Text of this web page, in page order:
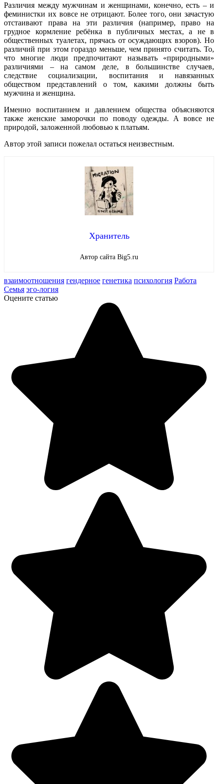
Различия между мужчинам и женщинами, конечно, есть – и
феминистки их вовсе не отрицают. Более того, они зачастую
отстаивают права на эти различия (например, право на
грудное кормление ребёнка в публичных местах, а не в
общественных туалетах, прячась от осуждающих взоров). Но
различий при этом гораздо меньше, чем принято считать. То,
что многие люди предпочитают называть «природными»
различиями – на самом деле, в большинстве случаев,
следствие социализации, воспитания и навязанных
обществом представлений о том, какими должны быть
мужчина и женщина.
Именно воспитанием и давлением общества объясняются
также женские заморочки по поводу одежды. А вовсе не
природой, заложенной любовью к платьям.
Автор этой записи пожелал остаться неизвестным.
Хранитель
Автор сайта Big5.ru
взаимоотношения гендерное генетика психология Работа
Семья эго-логия
Оцените статью